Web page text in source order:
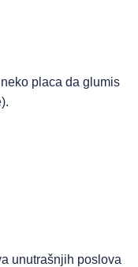
placa da glumis
unutrašnjih poslova